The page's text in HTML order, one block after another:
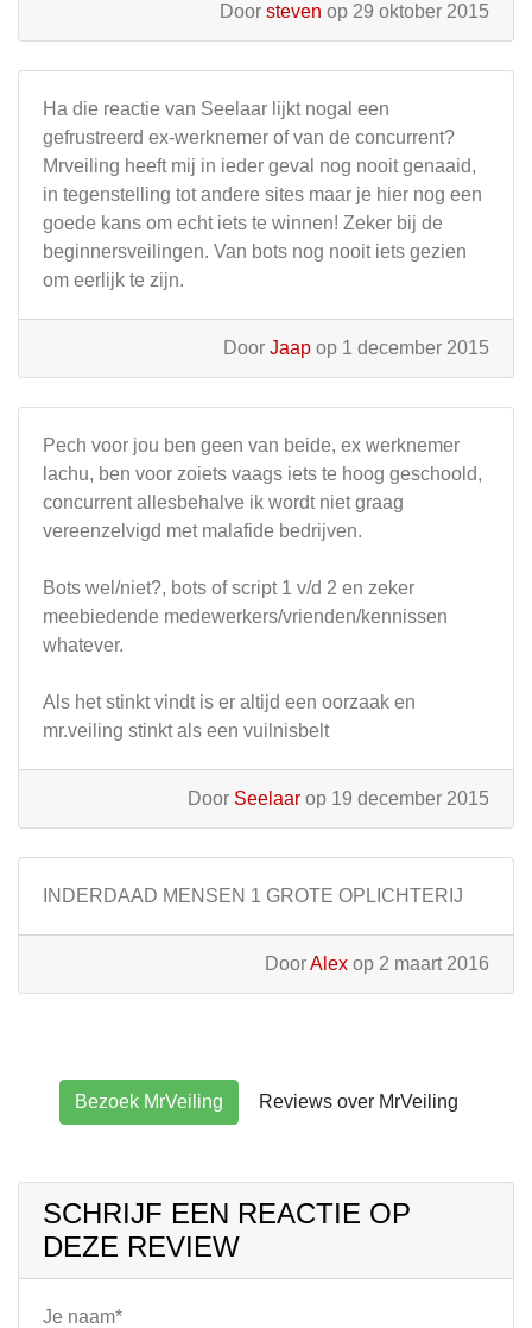
Door steven op 29 oktober 2015
Ha die reactie van Seelaar lijkt nogal een
gefrustreerd ex-werknemer of van de concurrent?
Mrveiling heeft mij in ieder geval nog nooit genaaid,
in tegenstelling tot andere sites maar je hier nog een
goede kans om echt iets te winnen! Zeker bij de
beginnersveilingen. Van bots nog nooit iets gezien
om eerlijk te zijn.
Door Jaap op 1 december 2015
Pech voor jou ben geen van beide, ex werknemer
lachu, ben voor zoiets vaags iets te hoog geschoold,
concurrent allesbehalve ik wordt niet graag
vereenzelvigd met malafide bedrijven.
Bots wel/niet?, bots of script 1 v/d 2 en zeker
meebiedende medewerkers/vrienden/kennissen
whatever.
Als het stinkt vindt is er altijd een oorzaak en
mr.veiling stinkt als een vuilnisbelt
Door Seelaar op 19 december 2015
INDERDAAD MENSEN 1 GROTE OPLICHTERIJ
DoorAlex op 2 maart 2016
Bezoek MrVeiling Reviews over MrVeiling
SCHRIJF EEN REACTIE OP
DEZE REVIEW
Je naam*